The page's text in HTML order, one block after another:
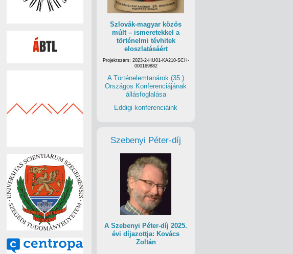
Szlovák-magyar közös
múlt – ismeretekkel a
történelmi tévhitek
eloszlatásáért
Projektszám: 2023-2-HU01-KA210-SCH-
000169882
A Történelemtanárok (35.)
Országos Konferenciájának
állásfoglalása
Eddigi konferenciáink
Szebenyi Péter-díj
A Szebenyi Péter-díj 2025.
évi díjazottja: Kovács
Zoltán